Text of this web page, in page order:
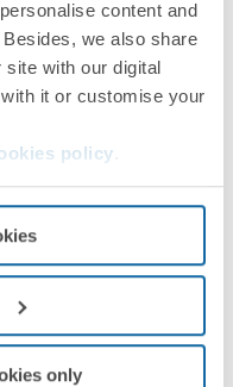
content and
we also share
site with our digital
it or customise your
policy
only
, la Cámara Española
de lucro, reconocida
comercial entre ambos
, la Cámara Española
de lucro, reconocida
es
entre España y México,
comercial entre ambos